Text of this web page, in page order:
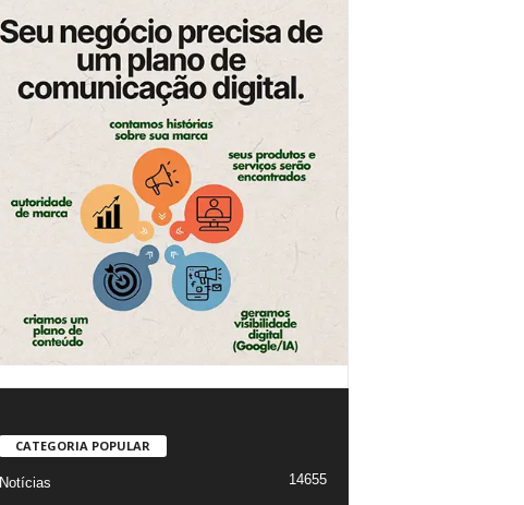
CATEGORIA POPULAR
Notícias
14655